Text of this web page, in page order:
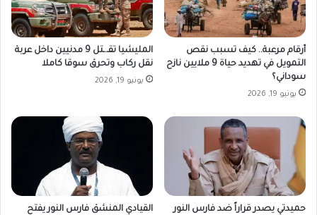
أرقام مرعبة.. كيف تسبب نقص
التمويل في تهديد حياة 9 ملايين نازح
سوداني؟
يونيو 19, 2026
المليشيا تقـ.ـتل 9 مدنيين داخل عربة
نقل ركاب وتحرق سوقا كاملا
يونيو 19, 2026
حميدتي يصدر قراراً ضد فارس النور
القيادي المنشق فارس النور يفتح